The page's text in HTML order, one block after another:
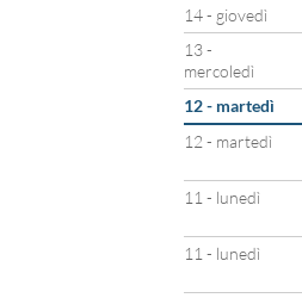
14 - giovedì
13 -
mercoledì
12 - martedì
12 - martedì
11 - lunedì
11 - lunedì